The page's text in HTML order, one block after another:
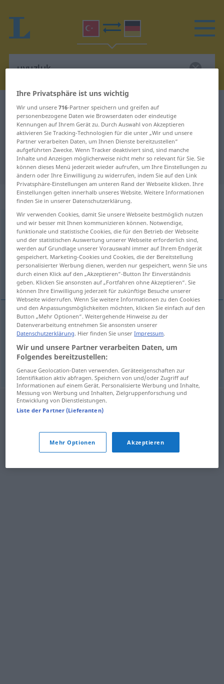
Türkisch-Deutsch Wörterbuch uyuzluk
Türkisch-Deutsch Übersetzung für
"uyuzluk"
"uyuzluk" Deutsch Übersetzung
„uyuzluk“
uyuzluk <-ğu>
Übersicht aller Übersetzungen
(Für mehr Details die Übersetzung anklicken/antippen)
Erkrankung an Krätze Faulheit
Erkrankung Fan Krätze uyuzluk
Faulheit
Ihre Privatsphäre ist uns wichtig
Wir und unsere716-Partner speichern und greifen auf
personenbezogene Daten wie Browserdaten oder eindeutige
Kennungen auf Ihrem Gerät zu. Durch Auswahl von Akzeptieren
aktivieren Sie Tracking-Technologien für die unter „Wir und unsere
Partner verarbeiten Daten, um Ihnen Dienste bereitzustellen“
aufgeführten Zwecke. Wenn Tracker deaktiviert sind, sind manche
Inhalte und Anzeigen möglicherweise nicht mehr so relevant für Sie. Sie
können dieses Menü jederzeit wieder aufrufen, um Ihre Einstellungen zu
ändern oder Ihre Einwilligung zu widerrufen, indem Sie auf den Link
Privatsphäre-Einstellungen am unteren Rand der Webseite klicken. Ihre
Einstellungen gelten innerhalb unseres Website. Weitere Informationen
finden Sie in unserer Datenschutzerklärung.
Wir verwenden Cookies, damit Sie unsere Webseite bestmöglich nutzen
und wir besser mit Ihnen kommunizieren können. Notwendige,
funktionale und statistische Cookies, die für den Betrieb der Webseite
und der statistischen Auswertung unserer Webseite erforderlich sind,
werden auf Grundlage unserer Vorauswahl immer auf Ihrem Endgerät
gespeichert. Marketing-Cookies und Cookies, die der Bereitstellung
personalisierter Werbung dienen, werden nur gespeichert, wenn Sie uns
durch einen Klick auf den „Akzeptieren“-Button Ihr Einverständnis
geben. Klicken Sie ansonsten auf „Fortfahren ohne Akzeptieren“. Sie
können Ihre Einwilligung jederzeit für zukünftige Besuche unserer
Webseite widerrufen. Wenn Sie weitere Informationen zu den Cookies
und den Anpassungsmöglichkeiten möchten, klicken Sie einfach auf den
Button „Mehr Optionen“. Weitergehende Hinweise zu der
Datenverarbeitung entnehmen Sie ansonsten unserer
Datenschutzerklärung. Hier finden Sie unserImpressum.
Wir und unsere Partner verarbeiten Daten, um
Folgendes bereitzustellen:
Genaue Geolocation-Daten verwenden. Geräteeigenschaften zur
Identifikation aktiv abfragen. Speichern von und/oder Zugriff auf
Informationen auf einem Gerät. Personalisierte Werbung und Inhalte,
Messung von Werbung und Inhalten, Zielgruppenforschung und
Entwicklung von Dienstleistungen.
Liste der Partner (Lieferanten)
Mehr Optionen Akzeptieren